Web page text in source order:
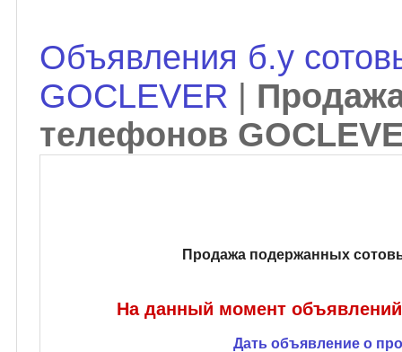
Объявления б.у
GOCLEVER
телефонов
Продажа подержанных
На данный момент объявлений
Дать объявление о